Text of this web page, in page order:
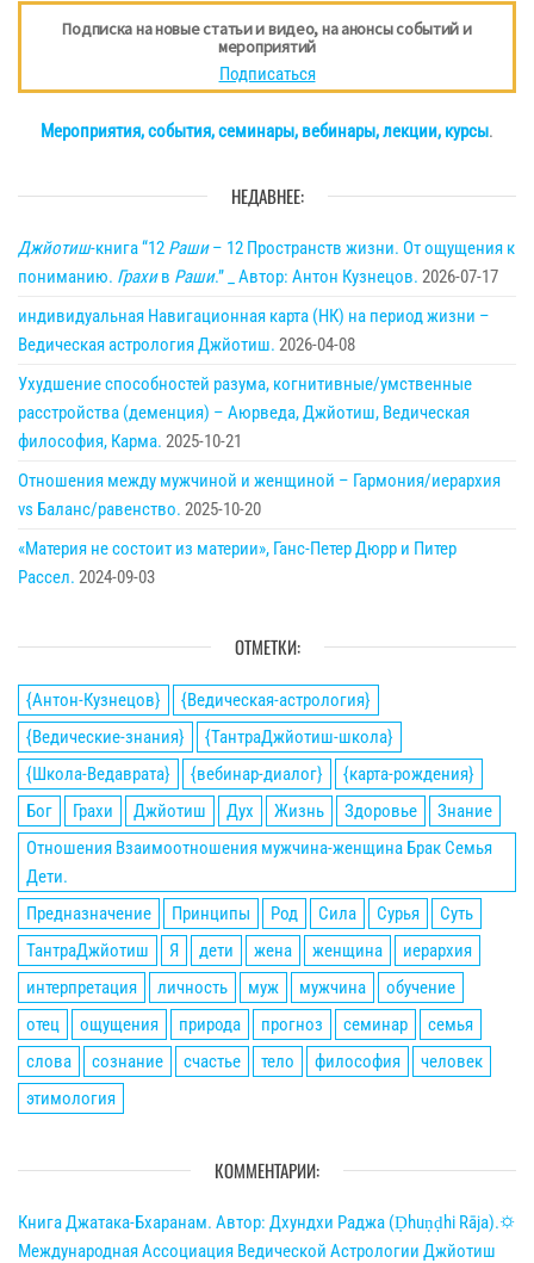
Подписка на новые статьи и видео, на анонсы событий и
мероприятий
Подписаться
Мероприятия, события, семинары, вебинары, лекции, курсы.
НЕДАВНЕЕ:
Джйотиш-книга “12 Раши– 12 Пространств жизни. От ощущения к
пониманию. Грахив Раши.” _ Автор: Антон Кузнецов. 2026-07-17
индивидуальная Навигационная карта (НК) на период жизни –
Ведическая астрология Джйотиш. 2026-04-08
Ухудшение способностей разума, когнитивные/умственные
расстройства (деменция) – Аюрведа, Джйотиш, Ведическая
философия, Карма. 2025-10-21
Отношения между мужчиной и женщиной – Гармония/иерархия
vs Баланс/равенство. 2025-10-20
«Материя не состоит из материи», Ганс-Петер Дюрр и Питер
Рассел. 2024-09-03
ОТМЕТКИ:
{Антон-Кузнецов}
{Ведическая-астрология}
{Ведические-знания}
{ТантраДжйотиш-школа}
{Школа-Ведаврата}
{вебинар-диалог}
{карта-рождения}
Бог
Грахи Джйотиш Дух Жизнь Здоровье
Знание
Отношения Взаимоотношения мужчина-женщина Брак Семья
Дети.
Предназначение
Принципы Род Сила Сурья
Суть
ТантраДжйотиш
Я дети жена женщина
иерархия
интерпретация
личность муж мужчина
обучение
отец
ощущения природа прогноз семинар
семья
слова
сознание счастье тело философия
человек
этимология
КОММЕНТАРИИ:
Книга Джатака-Бхаранам. Автор: Дхундхи Раджа (Ḍhuṇḍhi Rāja).🌣
Международная Ассоциация Ведической Астрологии Джйотиш